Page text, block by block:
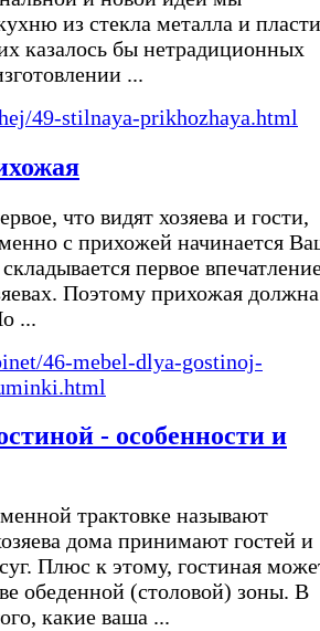
из стекла металла и
казалось бы нетрадиционных
...
что видят хозяева и гости,
с прихожей начинается
первое
Поэтому прихожая должна
...
- особенности и
трактовке называют
дома принимают гостей и
Плюс к этому, гостиная
обеденной (столовой) зоны. В
какие ваша ...